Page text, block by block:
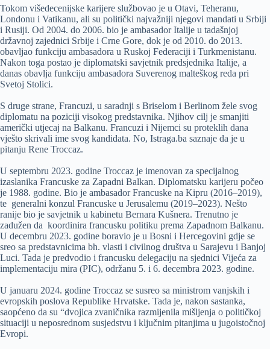
Tokom višedecenijske karijere službovao je u Otavi, Teheranu,
Londonu i Vatikanu, ali su politički najvažniji njegovi mandati u Srbiji
i Rusiji. Od 2004. do 2006. bio je ambasador Italije u tadašnjoj
državnoj zajednici Srbije i Crne Gore, dok je od 2010. do 2013.
obavljao funkciju ambasadora u Ruskoj Federaciji i Turkmenistanu.
Nakon toga postao je diplomatski savjetnik predsjednika Italije, a
danas obavlja funkciju ambasadora Suverenog malteškog reda pri
Svetoj Stolici.
S druge strane, Francuzi, u saradnji s Briselom i Berlinom žele svog
diplomatu na poziciji visokog predstavnika. Njihov cilj je smanjiti
američki utjecaj na Balkanu. Francuzi i Nijemci su proteklih dana
vješto skrivali ime svog kandidata. No, Istraga.ba saznaje da je u
pitanju Rene Troccaz.
U septembru 2023. godine Troccaz je imenovan za specijalnog
izaslanika Francuske za Zapadni Balkan. Diplomatsku karijeru počeo
je 1988. godine. Bio je ambasador Francuske na Kipru (2016–2019),
te generalni konzul Francuske u Jerusalemu (2019–2023). Nešto
ranije bio je savjetnik u kabinetu Bernara Kušnera. Trenutno je
zadužen da koordinira francusku politiku prema Zapadnom Balkanu.
U decembru 2023. godine boravio je u Bosni i Hercegovini gdje se
sreo sa predstavnicima bh. vlasti i civilnog društva u Sarajevu i Banjoj
Luci. Tada je predvodio i francusku delegaciju na sjednici Vijeća za
implementaciju mira (PIC), održanu 5. i 6. decembra 2023. godine.
U januaru 2024. godine Troccaz se susreo sa ministrom vanjskih i
evropskih poslova Republike Hrvatske. Tada je, nakon sastanka,
saopćeno da su “dvojica zvaničnika razmijenila mišljenja o političkoj
situaciji u neposrednom susjedstvu i ključnim pitanjima u jugoistočnoj
Evropi.